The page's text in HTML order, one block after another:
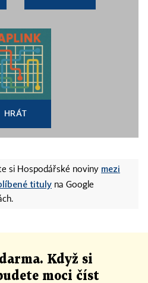
HRÁT
si Hospodářské noviny mezi
tituly na Google
Když si
moci číst